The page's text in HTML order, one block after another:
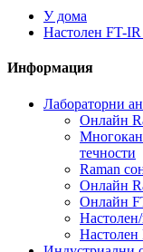
У дома
Настолен FT-
Информация
Лабораторни
Онлайн
течности
Raman
Онлайн
Онлайн
Настолен